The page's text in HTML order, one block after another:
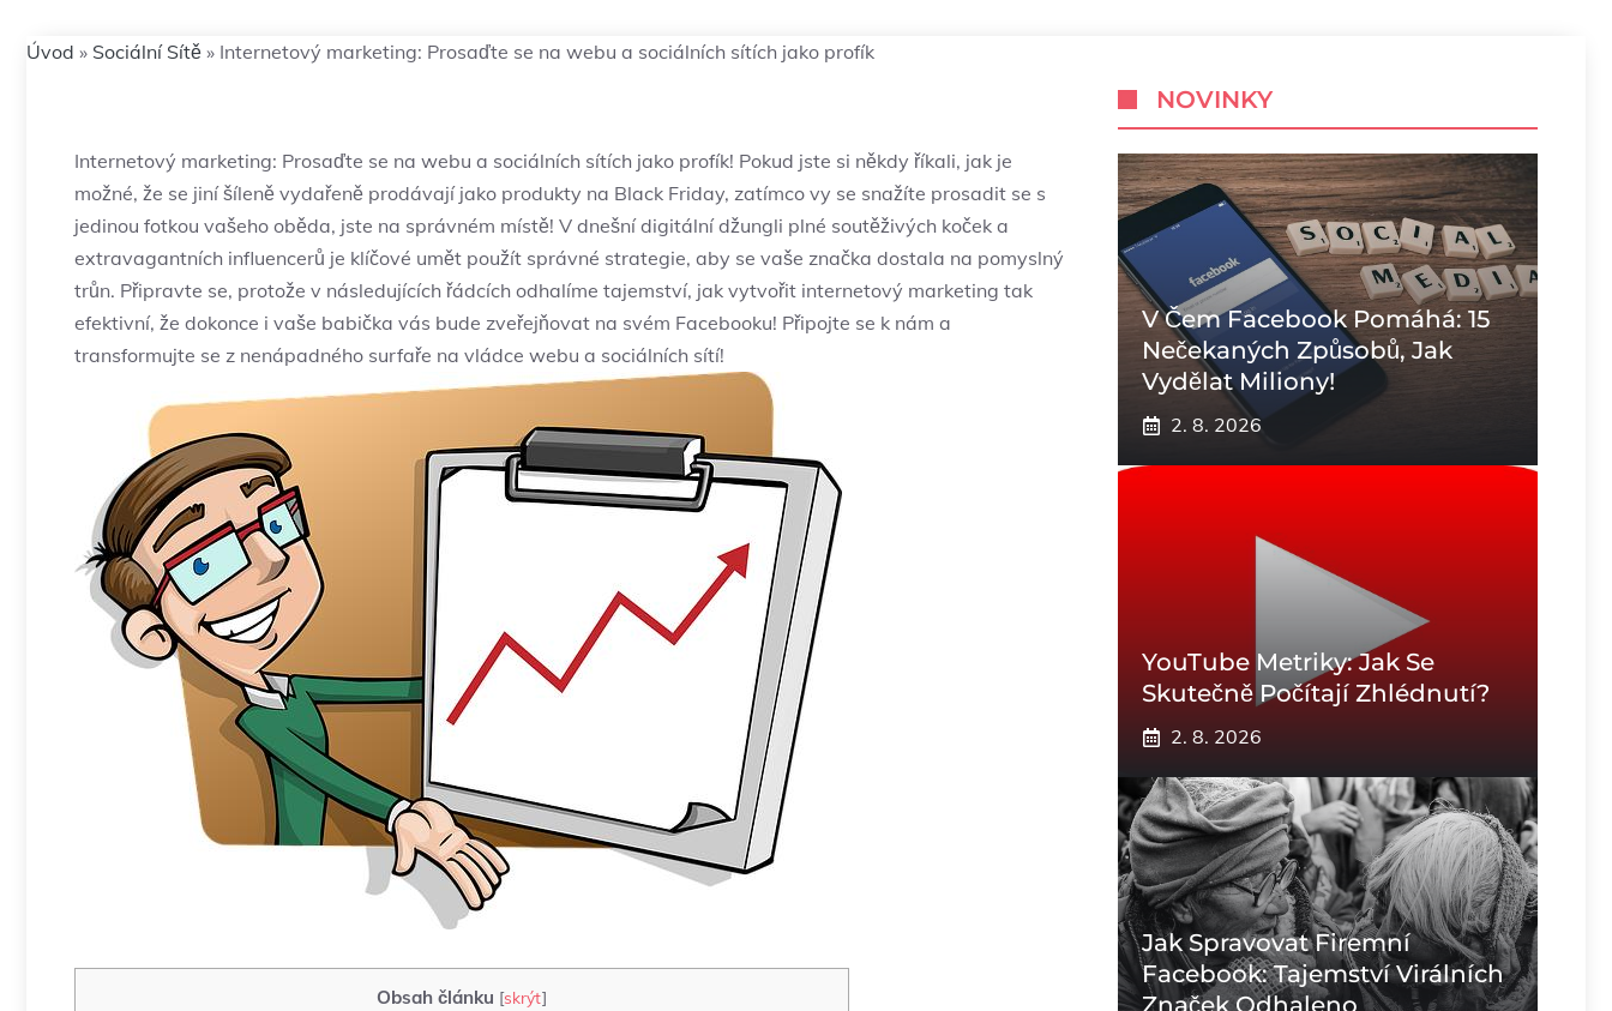
Úvod » Sociální Sítě » Internetový marketing: Prosaďte se na webu a sociálních sítích jako profík
Internetový marketing: Prosaďte⁢ se na webu​ a sociálních sítích ​jako profík! Pokud jste​ si​ někdy říkali, jak ‌je​
možné, ⁤že se‌ jiní šíleně ‍vydařeně prodávají jako‍ produkty na ⁢Black Friday, zatímco vy⁣ se snažíte prosadit se⁣ s
jedinou fotkou vašeho ⁣oběda, jste ‌na ⁢správném místě! ‍V dnešní digitální džungli plné‍ soutěživých koček a
extravagantních influencerů je klíčové umět použít ⁤správné strategie, aby se vaše značka dostala na pomyslný
trůn. ⁤Připravte se, protože v⁤ následujících ​řádcích odhalíme​ tajemství, jak vytvořit internetový ‌marketing tak
efektivní, ⁢že dokonce ‌i vaše babička⁣ vás bude ⁢zveřejňovat na svém ‌Facebooku! Připojte se k⁣ nám a⁤
transformujte se⁤ z nenápadného surfaře na vládce​ webu⁢ a sociálních sítí!
Obsah článku [skrýt]
NOVINKY
V Čem Facebook Pomáhá: 15
Nečekaných Způsobů, Jak
Vydělat Miliony!
2. 8. 2026
YouTube Metriky: Jak Se
Skutečně Počítají Zhlédnutí?
2. 8. 2026
Jak Spravovat Firemní
Facebook: Tajemství Virálních
Značek Odhaleno